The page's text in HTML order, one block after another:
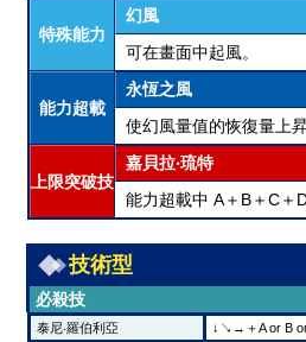
特殊能力
幻風
可在畫面中起風。
能力超載
永恆之風
使幻風量值的恢復量上昇
上限突破技
嘉貝拉‧琉特
能力超載中 A＋B＋C＋
技術型
必殺技
泰尼‧羅伯利亞
↓↘→＋A or B